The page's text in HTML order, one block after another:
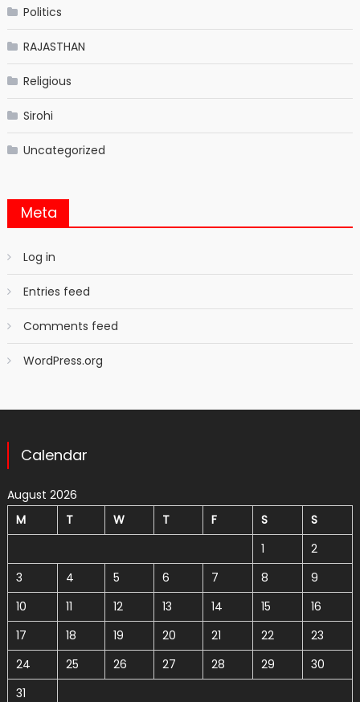
Politics
RAJASTHAN
Religious
Sirohi
Uncategorized
Meta
Log in
Entries feed
Comments feed
WordPress.org
Calendar
August 2026
M
T W T F S
S
1
2
3
4 5 6 7 8
9
10
11 12 13 14 15
16
17
18 19 20 21 22
23
24
25 26 27 28 29
30
31